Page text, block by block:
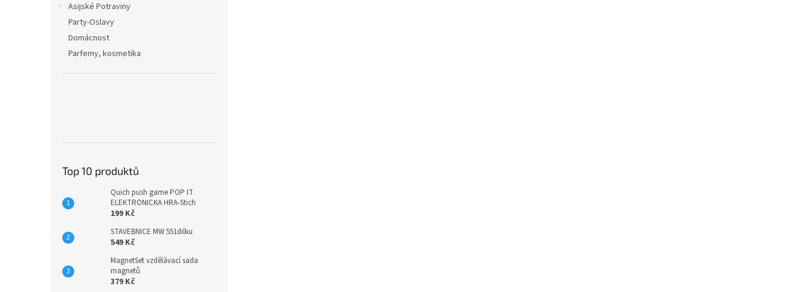
Asijské Potraviny
Party-Oslavy
Domácnost
Parfemy, kosmetika
Top 10 produktů
Quich push game POP IT
ELEKTRONICKA HRA-Stich
199 Kč
STAVEBNICE MW 551dilku
549 Kč
MagnetSet vzdělávací sada
magnetů
379 Kč